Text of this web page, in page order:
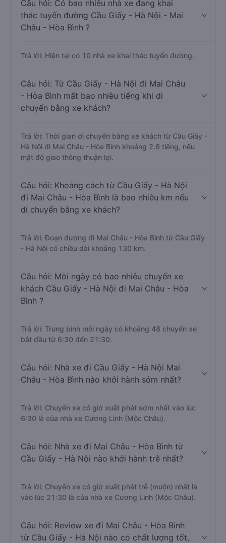
Câu hỏi: Có bao nhiêu nhà xe đang khai
thác tuyến đường Cầu Giấy - Hà Nội - Mai
Châu - Hòa Bình ?
Trả lời: Hiện tại có 10 nhà xe khai thác tuyến đường.
Câu hỏi: Từ Cầu Giấy - Hà Nội đi Mai Châu
- Hòa Bình mất bao nhiêu tiếng khi di
chuyển bằng xe khách?
Trả lời: Thời gian di chuyển bằng xe khách từ Cầu Giấy -
Hà Nội đi Mai Châu - Hòa Bình khoảng 2.6 tiếng, nếu
mật độ giao thông thuận lợi.
Câu hỏi: Khoảng cách từ Cầu Giấy - Hà Nội
đi Mai Châu - Hòa Bình là bao nhiêu km nếu
di chuyển bằng xe khách?
Trả lời: Đoạn đường đi Mai Châu - Hòa Bình từ Cầu Giấy
- Hà Nội có chiều dài khoảng 130 km.
Câu hỏi: Mỗi ngày có bao nhiêu chuyến xe
khách Cầu Giấy - Hà Nội đi Mai Châu - Hòa
Bình ?
Trả lời: Trung bình mỗi ngày có khoảng 48 chuyến xe
bắt đầu từ 6:30 đến 21:30.
Câu hỏi: Nhà xe đi Cầu Giấy - Hà Nội Mai
Châu - Hòa Bình nào khởi hành sớm nhất?
Trả lời: Chuyến xe có giờ xuất phát sớm nhất vào lúc
6:30 là của nhà xe Cương Linh (Mộc Châu).
Câu hỏi: Nhà xe đi Mai Châu - Hòa Bình từ
Cầu Giấy - Hà Nội nào khởi hành trễ nhất?
Trả lời: Chuyến xe có giờ xuất phát trễ (muộn) nhất là
vào lúc 21:30 là của nhà xe Cương Linh (Mộc Châu).
Câu hỏi: Review xe đi Mai Châu - Hòa Bình
từ Cầu Giấy - Hà Nội nào có chất lượng tốt,